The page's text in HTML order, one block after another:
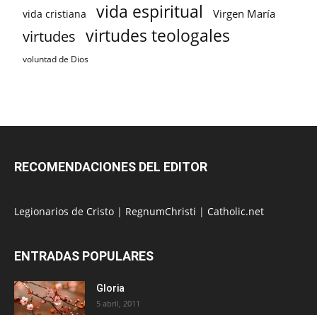
vida cristiana vida espiritual Virgen María
virtudes virtudes teologales
voluntad de Dios
RECOMENDACIONES DEL EDITOR
Legionarios de Cristo | RegnumChristi | Catholic.net
ENTRADAS POPULARES
Gloria
5 abril, 2011